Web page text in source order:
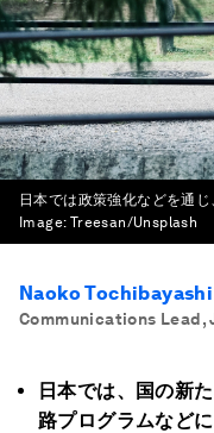
日本では政策強化などを通
Image: Treesan/Unsplash
Naoko Tochibayashi
Communications Lead,
日本では、国の新
路プログラムなど